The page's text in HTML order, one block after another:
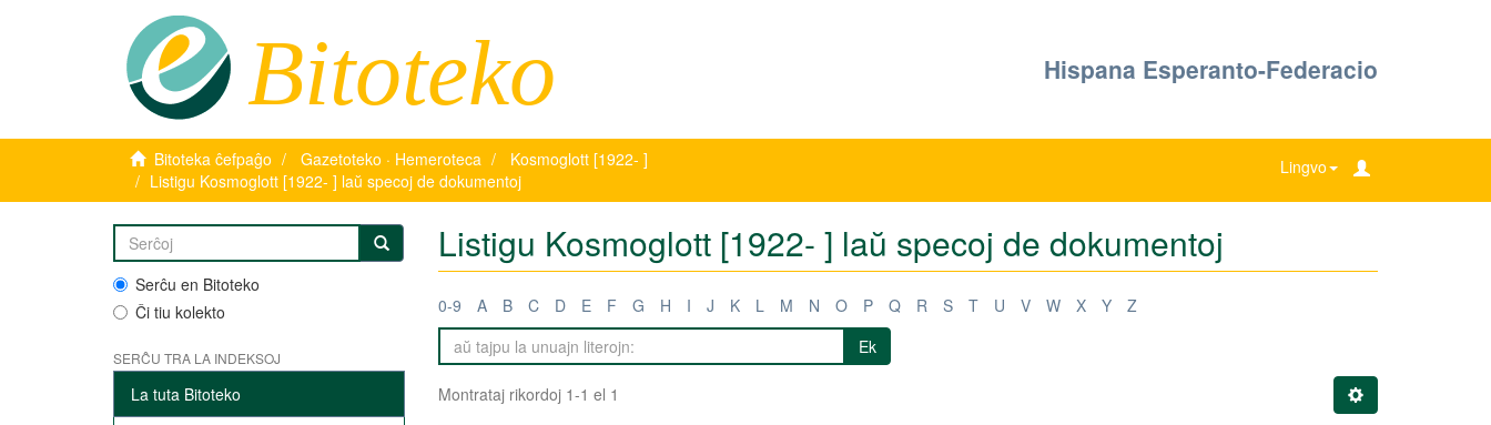
Bitoteko Hispana Esperanto-Federacio
Bitoteka ĉefpaĝo Gazetoteko · Hemeroteca
Kosmoglott [1922- ]
Listigu Kosmoglott [1922- ] laŭ specoj de dokumentoj
Lingvo
Serĉu en Bitoteko
Ĉi tiu kolekto
SERĈU TRA LA INDEKSOJ
La tuta Bitoteko
Listigu Kosmoglott [1922- ] laŭ specoj de dokumentoj
0-9 A B C D E F G H I J K L M N O P Q R S T U V W X Y
Z
Ek
Montrataj rikordoj 1-1 el 1